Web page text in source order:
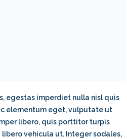
egestas imperdiet nulla nisl quis
elementum eget, vulputate ut
libero, quis porttitor turpis
vehicula ut. Integer sodales,